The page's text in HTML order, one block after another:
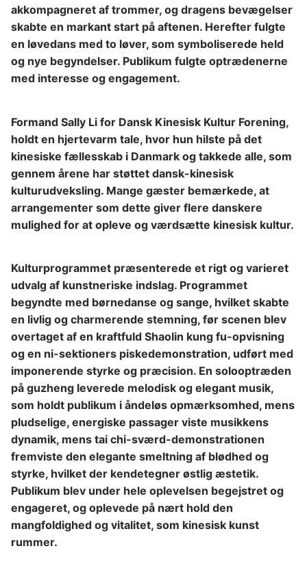
akkompagneret af trommer, og dragens bevægelser
skabte en markant start på aftenen. Herefter fulgte
en løvedans med to løver, som symboliserede held
og nye begyndelser. Publikum fulgte optrædenerne
med interesse og engagement.
Formand Sally Li for Dansk Kinesisk Kultur Forening,
holdt en hjertevarm tale, hvor hun hilste på det
kinesiske fællesskab i Danmark og takkede alle, som
gennem årene har støttet dansk-kinesisk
kulturudveksling. Mange gæster bemærkede, at
arrangementer som dette giver flere danskere
mulighed for at opleve og værdsætte kinesisk kultur.
Kulturprogrammet præsenterede et rigt og varieret
udvalg af kunstneriske indslag. Programmet
begyndte med børnedanse og sange, hvilket skabte
en livlig og charmerende stemning, før scenen blev
overtaget af en kraftfuld Shaolin kung fu-opvisning
og en ni-sektioners piskedemonstration, udført med
imponerende styrke og præcision. En solooptræden
på guzheng leverede melodisk og elegant musik,
som holdt publikum i åndeløs opmærksomhed, mens
pludselige, energiske passager viste musikkens
dynamik, mens tai chi-sværd-demonstrationen
fremviste den elegante smeltning af blødhed og
styrke, hvilket der kendetegner østlig æstetik.
Publikum blev under hele oplevelsen begejstret og
engageret, og oplevede på nært hold den
mangfoldighed og vitalitet, som kinesisk kunst
rummer.